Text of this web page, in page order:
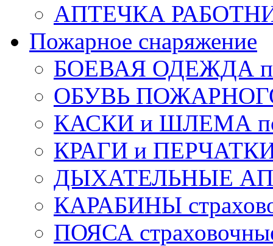
АПТЕЧКА
Пожарное снаряжение
БОЕВАЯ ОДЕЖДА
ОБУВЬ
КАСКИ и ШЛЕМА
КРАГИ и ПЕРЧАТКИ
ДЫХАТЕЛЬНЫЕ
КАРАБИНЫ
ПОЯСА